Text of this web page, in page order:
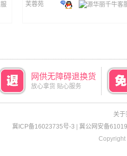
芙蓉苑
网供无障碍退换货
放心拿货 贴心服务
关于
冀ICP备16023735号-3
冀公网安备